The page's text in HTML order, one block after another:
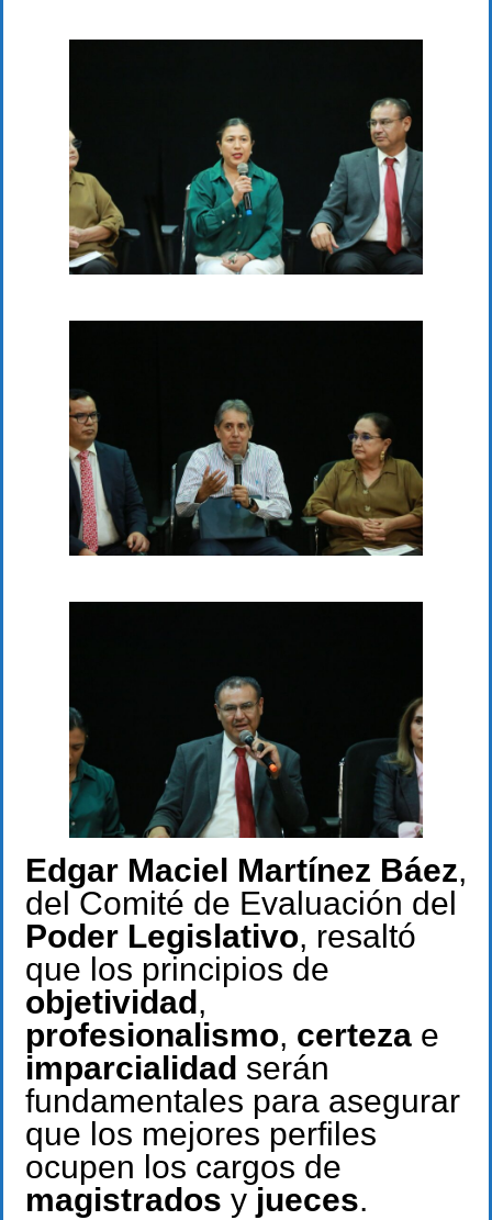
Edgar Maciel Martínez Báez,
del Comité de Evaluación del
Poder Legislativo, resaltó
que los principios de
objetividad ,
profesionalismo, certeza e
imparcialidad serán
fundamentales para asegurar
que los mejores perfiles
ocupen los cargos de
magistrados y jueces.